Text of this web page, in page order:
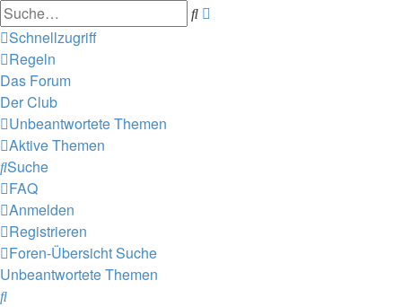
Suche
Schnellzugriff
Regeln
Das Forum
Der Club
Unbeantwortete Themen
Aktive Themen
Suche
FAQ
Anmelden
Registrieren
Foren-ÜbersichtSuche
Unbeantwortete Themen
Suche